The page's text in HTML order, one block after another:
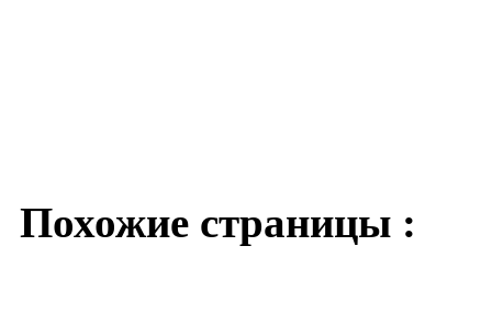
Похожие страницы :